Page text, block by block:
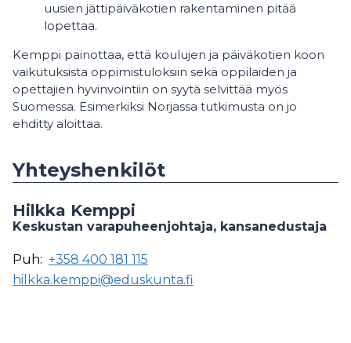
uusien jättipäiväkotien rakentaminen pitää
lopettaa.
Kemppi painottaa, että koulujen ja päiväkotien koon
vaikutuksista oppimistuloksiin sekä oppilaiden ja
opettajien hyvinvointiin on syytä selvittää myös
Suomessa. Esimerkiksi Norjassa tutkimusta on jo
ehditty aloittaa.
Yhteyshenkilöt
Hilkka Kemppi
Keskustan varapuheenjohtaja, kansanedustaja
Puh: +358 400 181 115
hilkka.kemppi@eduskunta.fi